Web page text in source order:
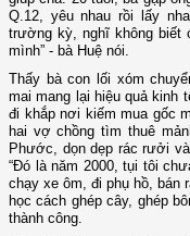
Q.12, yêu nhau rồi lấy
trường kỳ, nghĩ không biết
mình” - bà Huệ nói.
Thấy bà con lối xóm
mai mang lại hiệu quả kinh
đi khắp nơi kiếm mua gốc
hai vợ chồng tìm thuê
Phước, dọn dẹp rác rưởi
“Đó là năm 2000, tụi tôi
chạy xe ôm, đi phụ hồ, bán
học cách ghép cây, ghép
thành công.